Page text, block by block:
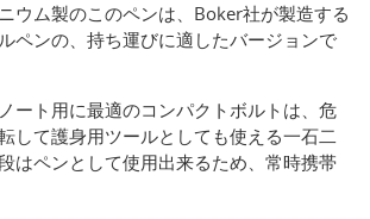
ウム製のこのペンは、Boker社が製造する
ペンの、持ち運びに適したバージョンで
ート用に最適のコンパクトボルトは、危
して護身用ツールとしても使える一石二
はペンとして使用出来るため、常時携帯